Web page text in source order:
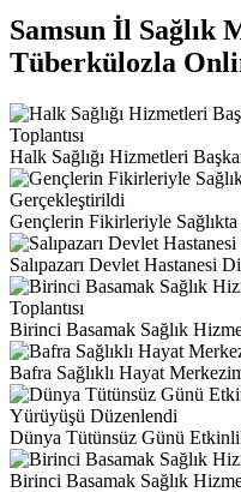
Samsun İl Sağlık
Tüberkülozla
Halk Sağlığı Hizmetleri
Gençlerin Fikirleriyle Sağlıkta
Salıpazarı Devlet Hastanesi
Birinci Basamak Sağlık
Bafra Sağlıklı Hayat
Dünya Tütünsüz Günü
Birinci Basamak Sağlık